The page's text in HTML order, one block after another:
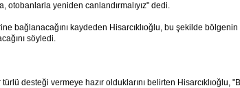
otobanlarla yeniden canlandırmalıyız" dedi.
bağlanacağını kaydeden Hisarcıklıoğlu, bu şekilde bölgenin
söyledi.
desteği vermeye hazır olduklarını belirten Hisarcıklıoğlu,